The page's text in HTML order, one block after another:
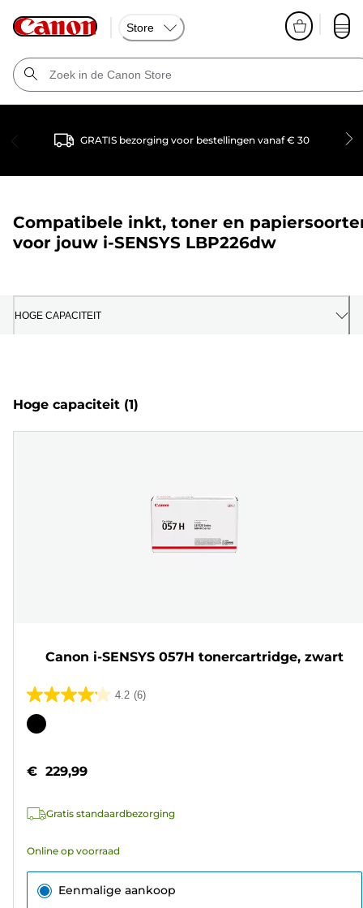
Store
GRATIS bezorging voor bestellingen vanaf € 30
Compatibele inkt, toner en
voor jouw i-SENSYS LBP226dw
HOGE CAPACITEIT
Hoge capaciteit (1)
Canon i-SENSYS 057H tonercartridge, zwart
4.2 (6)
4.2
van
sterren.
beoordelingen
Kleurencartridge
€ 229,99
Gratis standaardbezorging
Online op voorraad
Eenmalige aankoop